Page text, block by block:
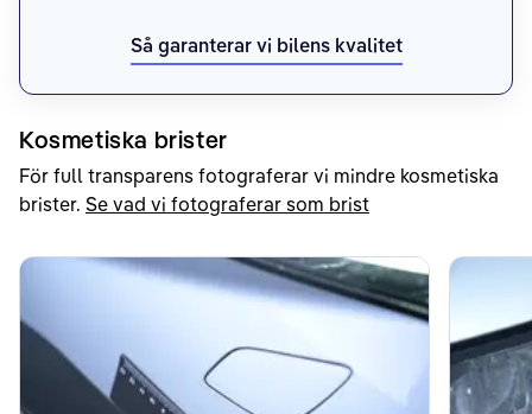
Så garanterar vi bilens kvalitet
Kosmetiska brister
För full transparens fotograferar vi mindre kosmetiska
brister. Se vad vi fotograferar som brist